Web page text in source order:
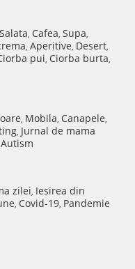
Salata, Cafea, Supa,
, Aperitive, Desert,
pui, Ciorba burta,
, Mobila, Canapele,
, Jurnal de mama
Autism
zilei, Iesirea din
, Covid-19, Pandemie